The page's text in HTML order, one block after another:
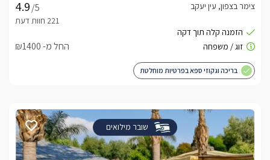
/5
צימר בצפון, עין יעקב
החל מ- ₪1400
בריכה וגקוזי ספא בפרטיות מוחלטת
שובר מילואים